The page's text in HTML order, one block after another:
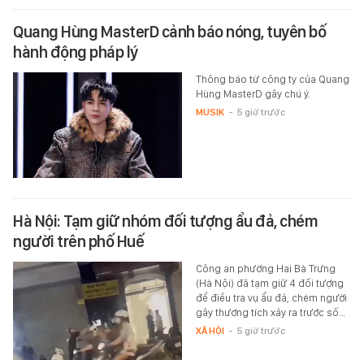
Quang Hùng MasterD cảnh báo nóng, tuyên bố
hành động pháp lý
Thông báo từ công ty của Quang
Hùng MasterD gây chú ý.
MUSIK - 5 giờ trước
Hà Nội: Tạm giữ nhóm đối tượng ẩu đả, chém
người trên phố Huế
Công an phường Hai Bà Trưng
(Hà Nội) đã tạm giữ 4 đối tượng
để điều tra vụ ẩu đả, chém người
gây thương tích xảy ra trước số…
XÃ HỘI - 5 giờ trước